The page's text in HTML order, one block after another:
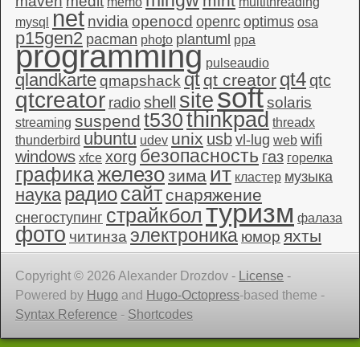
mysql
net nvidia openocd openrc optimus osa
p15gen2 pacman photo plantuml ppa
programming pulseaudio
qlandkarteqmapshack qt qt creator qt4qtc
qtcreator radio shell sitesoftsolaris
streaming suspend t530thinkpad threadx
thunderbird ubuntu udev unix usb vl-lug web wifi
windows xfce xorg безопасность газ горелка
графикажелезозима ит кластер музыка
наука радиосайт снаряжение
снегоступинг страйкбол туризм фалаза
фото читинза электроника юмор яхты
Copyright © 2026 Alexander Drozdov - License -
Powered by Hugo and Hugo-Octopress-based theme -
Syntax Reference - Shortcodes